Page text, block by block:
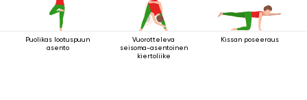
Puolikas lootuspuun
asento
Vuorotteleva
seisoma-asentoinen
kiertoliike
Kissan poseeraus